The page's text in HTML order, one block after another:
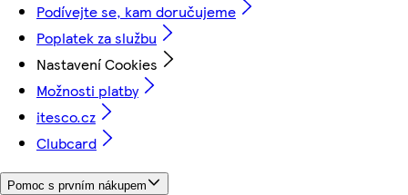
Podívejte se, kam doručujeme
Poplatek za službu
Nastavení Cookies
Možnosti platby
itesco.cz
Clubcard
Pomoc s prvním nákupem